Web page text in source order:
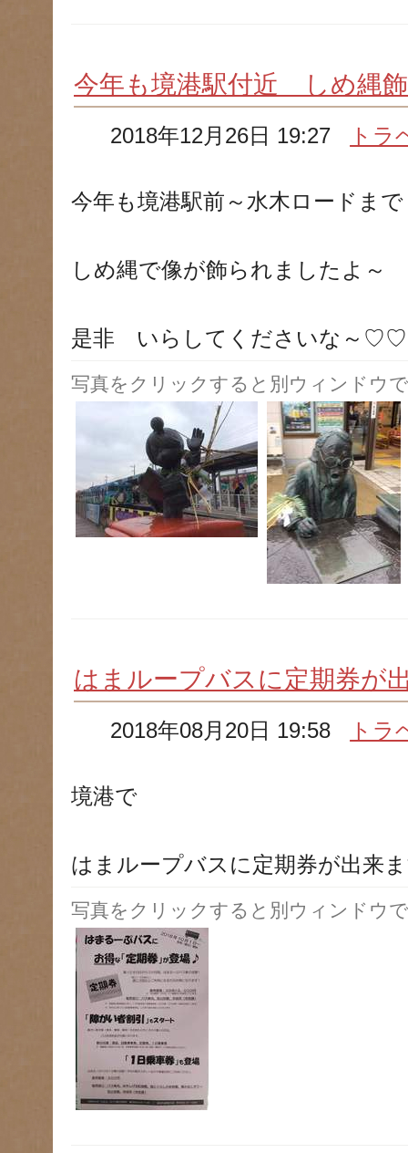
今年も境港駅付近 しめ縄
2018年12月26日 19:27 トラ
今年も境港駅前～水木ロードまで
しめ縄で像が飾られましたよ～
是非 いらしてくださいな～
写真をクリックすると別ウィンドウ
はまループバスに定期券が
2018年08月20日 19:58 トラ
境港で
はまループバスに定期券が出来
写真をクリックすると別ウィンドウ